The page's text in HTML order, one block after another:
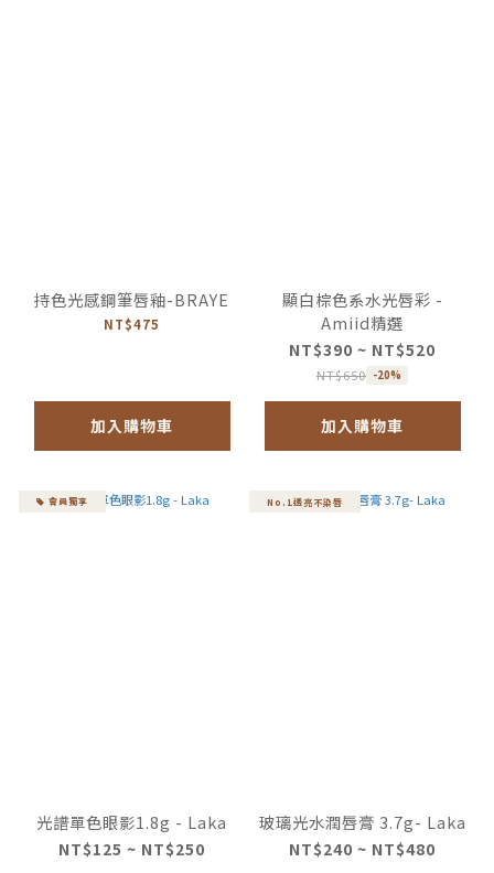
持色光感鋼筆唇釉-BRAYE
NT$475
加入購物車
顯白棕色系水光唇彩 -
Amiid精選
NT$390 ~ NT$520
NT$650 -20%
加入購物車
會員獨享
光譜單色眼影1.8g - Laka
NT$125 ~ NT$250
No.1透亮不染唇
玻璃光水潤唇膏 3.7g- Laka
NT$240 ~ NT$480